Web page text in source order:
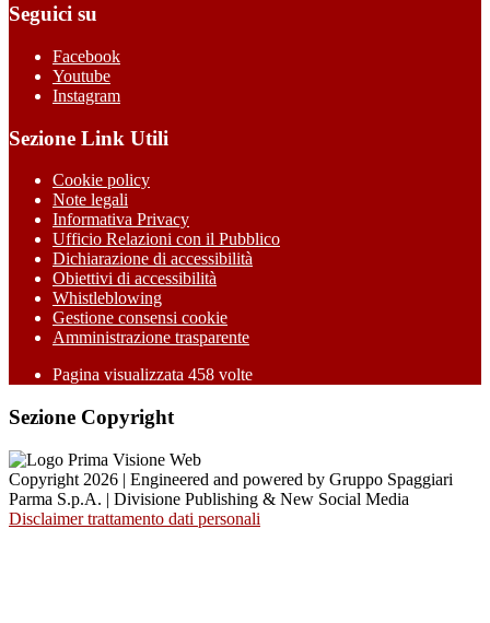
Seguici su
Facebook
Youtube
Instagram
Sezione Link Utili
Cookie policy
Note legali
Informativa Privacy
Ufficio Relazioni con il Pubblico
Dichiarazione di accessibilità
Obiettivi di accessibilità
Whistleblowing
Gestione consensi cookie
Amministrazione trasparente
Pagina visualizzata 458 volte
Sezione Copyright
Copyright 2026 | Engineered and powered by Gruppo Spaggiari
Parma S.p.A. | Divisione Publishing & New Social Media
Disclaimer trattamento dati personali